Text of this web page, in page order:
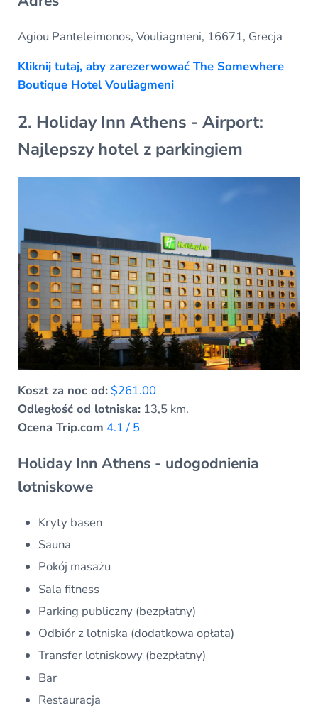
Agiou Panteleimonos, Vouliagmeni, 16671, Grecja
Kliknij tutaj, aby zarezerwować The Somewhere
Boutique Hotel Vouliagmeni
2. Holiday Inn Athens - Airport:
Najlepszy hotel z parkingiem
Koszt za noc od: $261.00
Odległość od lotniska:13,5 km.
Ocena Trip.com 4.1 / 5
Holiday Inn Athens - udogodnienia
lotniskowe
Kryty basen
Sauna
Pokój masażu
Sala fitness
Parking publiczny (bezpłatny)
Odbiór z lotniska (dodatkowa opłata)
Transfer lotniskowy (bezpłatny)
Bar
Restauracja